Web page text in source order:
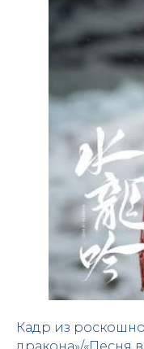
Кадр из
дракона»/«Песня